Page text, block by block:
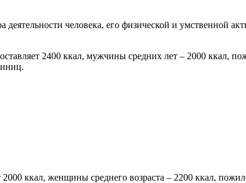
человека, его физической и умственной
2400 ккал, мужчины средних лет – 2000 ккал,
ккал, женщины среднего возраста – 2200 ккал,